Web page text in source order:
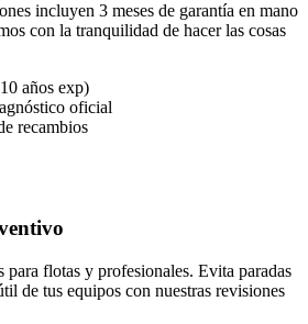
incluyen 3 meses de garantía en mano
con la tranquilidad de hacer las cosas
años exp)
oficial
recambios
para flotas y profesionales. Evita paradas
de tus equipos con nuestras revisiones